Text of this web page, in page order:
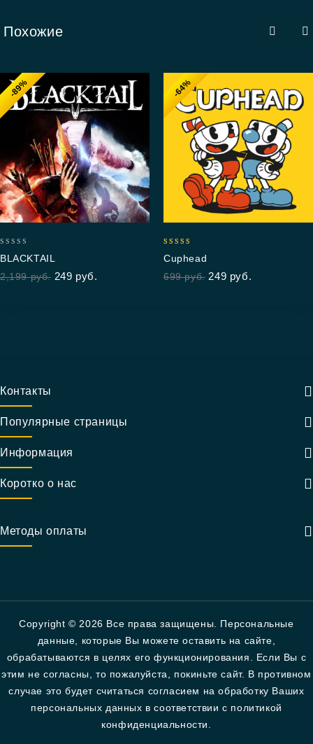
Похожие
-89%
out
of
BLACKTAIL
2,199руб. 249 руб.
-64%
out of 5
Cuphead
699руб. 249 руб.
Контакты
Популярные страницы
Информация
Коротко о нас
Методы оплаты
Copyright © 2026 Все права защищены. Персональные
данные, которые Вы можете оставить на сайте,
обрабатываются в целях его функционирования. Если Вы с
этим не согласны, то пожалуйста, покиньте сайт. В противном
случае это будет считаться согласием на обработку Ваших
персональных данных в соответствии с политикой
конфиденциальности.